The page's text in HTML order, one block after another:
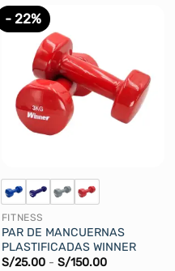
tiene
múltiples
variantes.
opciones
pueden
la
página
de
producto
- 22%
FITNESS
PAR DE MANCUERNAS
PLASTIFICADAS WINNER
S/25.00 - S/150.00Rango